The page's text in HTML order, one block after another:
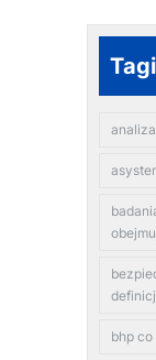
Tagi
bhp co